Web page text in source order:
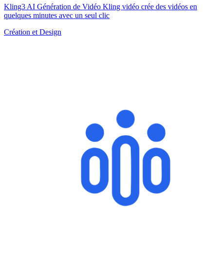
Kling3 AI Génération de Vidéo Kling vidéo crée des vidéos en
quelques minutes avec un seul clic
Création et Design